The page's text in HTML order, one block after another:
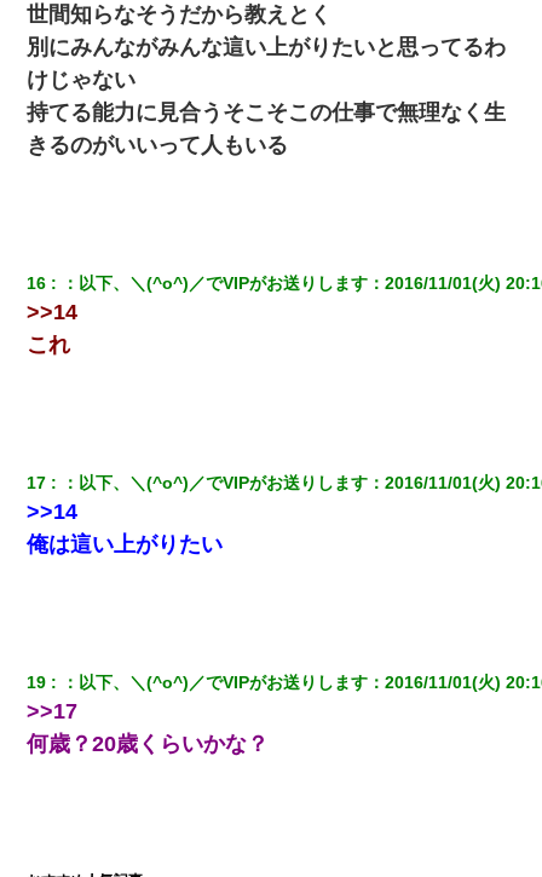
世間知らなそうだから教えとく
別にみんながみんな這い上がりたいと思ってるわ
けじゃない
持てる能力に見合うそこそこの仕事で無理なく生
きるのがいいって人もいる
16 ： 以下、＼(^o^)／でVIPがお送りします ：2016/11/01(火)
>>14
これ
17 ： 以下、＼(^o^)／でVIPがお送りします ：2016/11/01(火)
>>14
俺は這い上がりたい
19 ： 以下、＼(^o^)／でVIPがお送りします ：2016/11/01(火)
>>17
何歳？20歳くらいかな？